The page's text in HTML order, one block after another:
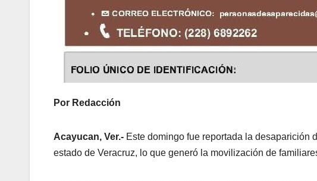
Por Redacción
Acayucan, Ver.- Este domingo fue reportada la desaparición
estado de Veracruz, lo que generó la movilización de